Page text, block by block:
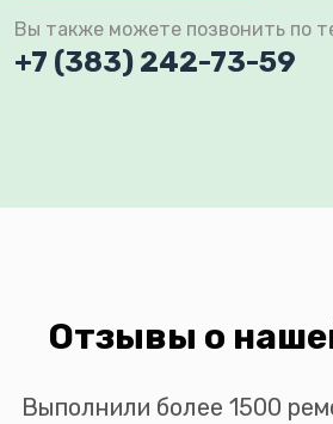
Вы также можете позвонить по
+7 (383) 242-73-59
Отзывы о
Выполнили более 1500